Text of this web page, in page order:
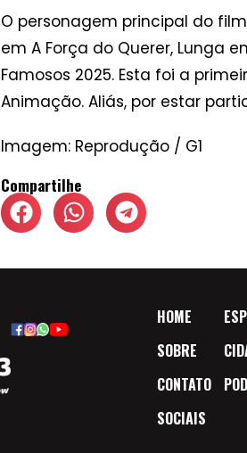
O personagem principal do
em A Força do Querer, Lunga
Famosos 2025. Esta foi a
Animação. Aliás, por estar
Imagem: Reprodução / G1
Compartilhe
HOME
SOBRE
CONTATO
SOCIAIS